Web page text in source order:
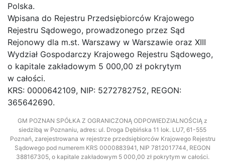
Polska.
Wpisana do Rejestru Przedsiębiorców Krajowego
Rejestru Sądowego, prowadzonego przez Sąd
Rejonowy dla m.st. Warszawy w Warszawie oraz XIII
Wydział Gospodarczy Krajowego Rejestru Sądowego,
o kapitale zakładowym 5 000,00 zł pokrytym
w całości.
KRS: 0000642109, NIP: 5272782752, REGON:
365642690.
GM POZNAN SPÓŁKA Z OGRANICZONĄ ODPOWIEDZIALNOŚCIĄ z
siedzibą w Poznaniu, adres: ul. Droga Dębińska 11 lok. LU7, 61-555
Poznań, zarejestrowana w rejestrze przedsiębiorców Krajowego Rejestru
Sądowego pod numerem KRS 0000883941, NIP 7812017744, REGON
388167305, o kapitale zakładowym 5 000,00 zł pokrytym w całości.